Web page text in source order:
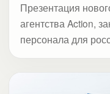
Презентация
агентства Action,
персонала для